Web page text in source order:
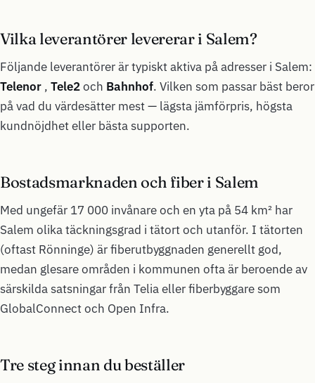
Vilka leverantörer levererar i Salem?
Följande leverantörer är typiskt aktiva på adresser i Salem:
Telenor , Tele2och Bahnhof. Vilken som passar bäst beror
på vad du värdesätter mest — lägsta jämförpris, högsta
kundnöjdhet eller bästa supporten.
Bostadsmarknaden och fiber i Salem
Med ungefär 17 000 invånare och en yta på 54 km² har
Salem olika täckningsgrad i tätort och utanför. I tätorten
(oftast Rönninge) är fiberutbyggnaden generellt god,
medan glesare områden i kommunen ofta är beroende av
särskilda satsningar från Telia eller fiberbyggare som
GlobalConnect och Open Infra.
Tre steg innan du beställer